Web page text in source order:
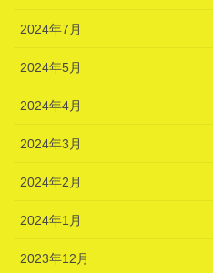
2024年7月
2024年5月
2024年4月
2024年3月
2024年2月
2024年1月
2023年12月